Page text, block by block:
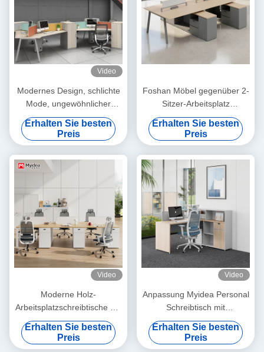
Video
Modernes Design, schlichte
Mode, ungewöhnlicher
Schreibtisch
Erhalten Sie besten
Preis
Foshan Möbel gegenüber 2-
Sitzer-Arbeitsplatz
Abbildung-8 Metallbeine,
vorinstallierte Steckdose,
langlebiger Schreibtisch für
Bürokabinen
Erhalten Sie besten
Preis
Video
Moderne Holz-
Arbeitsplatzschreibtische mit
Stauraum,
gegenüberliegend,
freistehendes Design,
Erhalten Sie besten
Preis
Video
Anpassung Myidea Personal
Schreibtisch mit
Speicherschrank, Bildschirm
Stil, Einzelsitz, einfaches und
modernes Büro, Computer-
Erhalten Sie besten
Preis